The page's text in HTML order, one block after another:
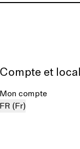
Compte et
Mon compte
FR (Fr)